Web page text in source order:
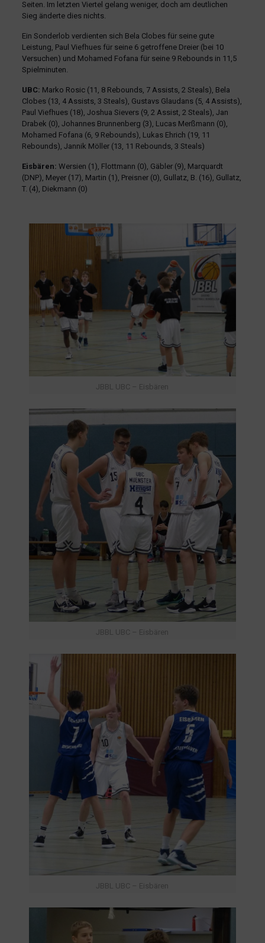
Seiten. Im letzten Viertel gelang weniger, doch am deutlichen
Sieg änderte dies nichts.
Ein Sonderlob verdienten sich Bela Clobes für seine gute
Leistung, Paul Viefhues für seine 6 getroffene Dreier (bei 10
Versuchen) und Mohamed Fofana für seine 9 Rebounds in 11,5
Spielminuten.
UBC: Marko Rosic (11, 8 Rebounds, 7 Assists, 2 Steals), Bela
Clobes (13, 4 Assists, 3 Steals), Gustavs Glaudans (5, 4 Assists),
Paul Viefhues (18), Joshua Sievers (9, 2 Assist, 2 Steals), Jan
Drabek (0), Johannes Brunnenberg (3), Lucas Merßmann (0),
Mohamed Fofana (6, 9 Rebounds), Lukas Ehrich (19, 11
Rebounds), Jannik Möller (13, 11 Rebounds, 3 Steals)
Eisbären: Wersien (1), Flottmann (0), Gäbler (9), Marquardt
(DNP), Meyer (17), Martin (1), Preisner (0), Gullatz, B. (16), Gullatz,
T. (4), Diekmann (0)
JBBL UBC – Eisbären
JBBL UBC – Eisbären
JBBL UBC – Eisbären